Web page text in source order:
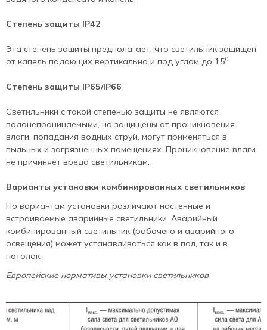
Степень защиты IP42
Эта степень защиты предполагает, что светильник защищен
от капель падающих вертикально и под углом до 150
Степень защиты IP65/IP66
Светильники с такой степенью защиты не являются
водонепроницаемыми, но защищены от проникновения
влаги, попадания водных струй, могут применяться в
пыльных и загрязненных помещениях. Проникновение влаги
не причиняет вреда светильникам.
Варианты установки комбинированных светильников
По вариантам установки различают настенные и
встраиваемые аварийные светильники. Аварийный
комбинированный светильник (рабочего и аварийного
освещения) может устанавливаться как в пол, так и в
потолок.
Европейские нормативы установки светильников